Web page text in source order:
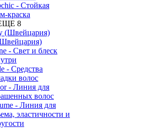
- Стойкая
краска
8
- Свет и блеск
- Средства
волос
- Линия для
волос
- Линия для
эластичности и